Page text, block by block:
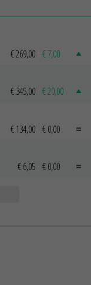
€ 269,00 € 7,00
€ 345,00 € 20,00
€ 134,00 € 0,00
€ 6,05 € 0,00